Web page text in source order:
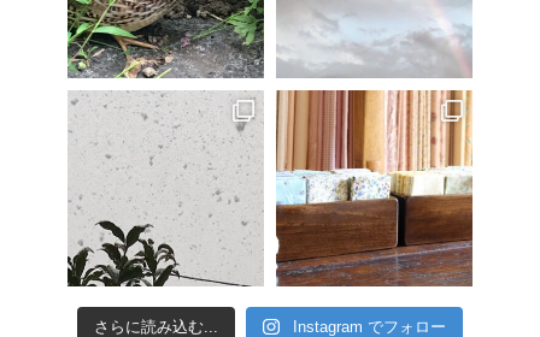
さらに読み込む... Instagram でフォロー